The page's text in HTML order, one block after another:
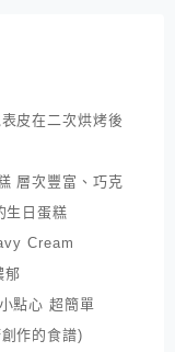
皮在二次烘烤後
層次豐富、巧克
生日蛋糕
Cream
郁
點心 超簡單
作的食譜)